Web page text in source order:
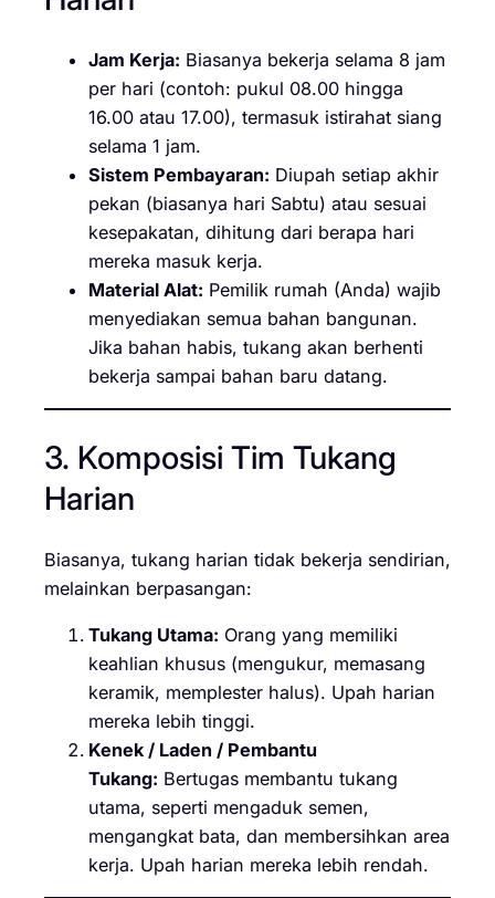
Jam Kerja: Biasanya bekerja selama 8 jam
per hari (contoh: pukul 08.00 hingga
16.00 atau 17.00), termasuk istirahat siang
selama 1 jam.
Sistem Pembayaran: Diupah setiap akhir
pekan (biasanya hari Sabtu) atau sesuai
kesepakatan, dihitung dari berapa hari
mereka masuk kerja.
Material Alat: Pemilik rumah (Anda) wajib
menyediakan semua bahan bangunan.
Jika bahan habis, tukang akan berhenti
bekerja sampai bahan baru datang.
3. Komposisi Tim Tukang
Harian
Biasanya, tukang harian tidak bekerja sendirian,
melainkan berpasangan:
Tukang Utama: Orang yang memiliki
keahlian khusus (mengukur, memasang
keramik, memplester halus). Upah harian
mereka lebih tinggi.
Kenek / Laden / Pembantu
Tukang: Bertugas membantu tukang
utama, seperti mengaduk semen,
mengangkat bata, dan membersihkan area
kerja. Upah harian mereka lebih rendah.